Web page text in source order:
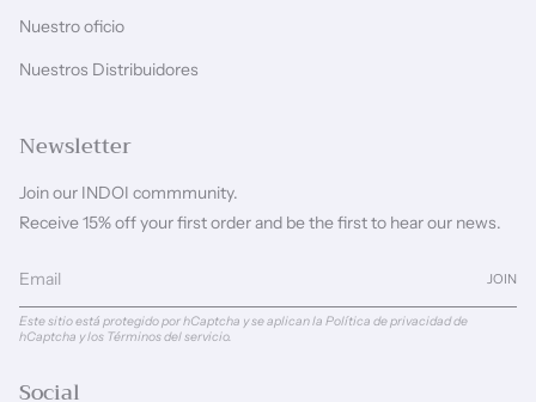
Nuestro oficio
Nuestros Distribuidores
Newsletter
Join our INDOI commmunity.
Receive 15% off your first order and be the first to hear our news.
JOIN
Este sitio está protegido por hCaptcha y se aplicanla Política de privacidad de
hCaptcha y los Términos del servicio.
Social